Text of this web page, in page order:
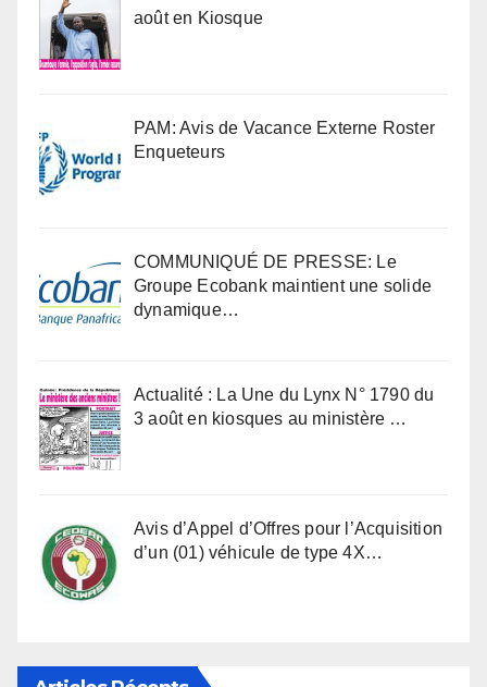
août en Kiosque
PAM: Avis de Vacance Externe Roster
Enqueteurs
COMMUNIQUÉ DE PRESSE: Le
Groupe Ecobank maintient une solide
dynamique…
Actualité : La Une du Lynx N° 1790 du
3 août en kiosques au ministère …
Avis d’Appel d’Offres pour l’Acquisition
d’un (01) véhicule de type 4X…